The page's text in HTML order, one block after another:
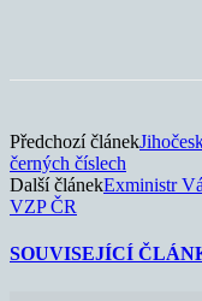
Předchozí článek
černých číslech
Další článekExministr
VZP ČR
SOUVISEJÍCÍ